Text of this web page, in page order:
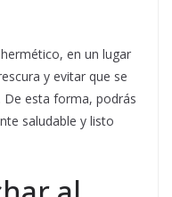
en un lugar
y evitar que se
De esta forma, podrás
saludable y listo